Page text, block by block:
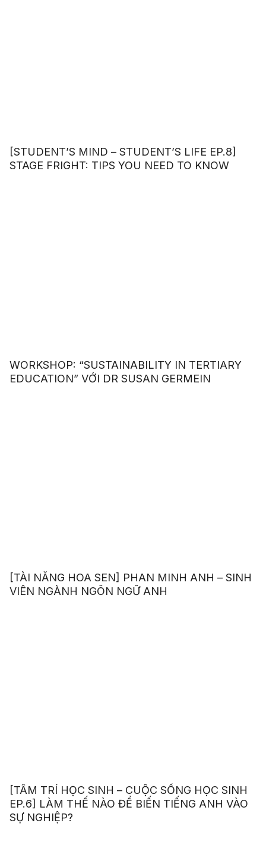
[STUDENT’S MIND – STUDENT’S LIFE EP.8]
STAGE FRIGHT: TIPS YOU NEED TO KNOW
WORKSHOP: “SUSTAINABILITY IN TERTIARY
EDUCATION” VỚI DR SUSAN GERMEIN
[TÀI NĂNG HOA SEN] PHAN MINH ANH – SINH
VIÊN NGÀNH NGÔN NGỮ ANH
[TÂM TRÍ HỌC SINH – CUỘC SỐNG HỌC SINH
EP.6] LÀM THẾ NÀO ĐỂ BIẾN TIẾNG ANH VÀO
SỰ NGHIỆP?